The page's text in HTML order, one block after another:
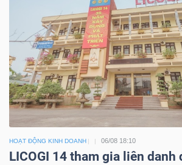
HOẠT ĐỘNG KINH DOANH 06/08 18:10
LICOGI 14 tham gia liên danh